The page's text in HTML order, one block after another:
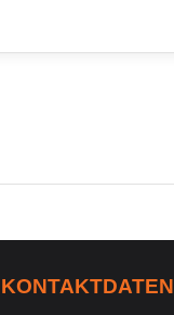
KONTAKTDATEN